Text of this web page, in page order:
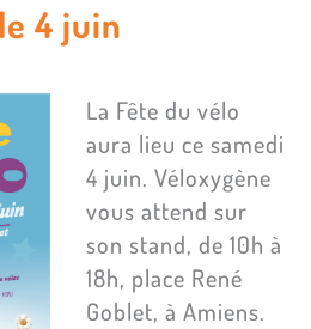
4 juin
La Fête du vélo
aura lieu ce samedi
4 juin. Véloxygène
vous attend sur
son stand, de 10h à
18h, place René
Goblet, à Amiens.